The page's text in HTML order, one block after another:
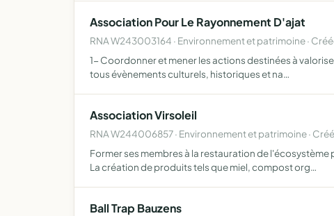
Association Pour Le Rayonnement D'ajat
RNA W243003164 · Environnement et patrimoine ·
1- Coordonner et mener les actions destinées à
tous évènements culturels, historiques et na…
Association Virsoleil
RNA W244006857 · Environnement et patrimoine ·
Former ses membres à la restauration de
La création de produits tels que miel, compost org…
Ball Trap Bauzens